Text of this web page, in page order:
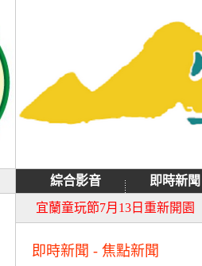
綜合影音
即時新聞
宜蘭童玩節7月13日重新開園
大同音樂祭延期至8月9日禮
即時新聞 - 焦點新聞